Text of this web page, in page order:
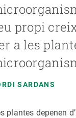
propi
a les
SARDANS
plantes depenen